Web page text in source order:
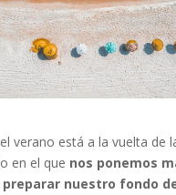
verano está a la vuelta de
en el que nos ponemos
preparar nuestro fondo